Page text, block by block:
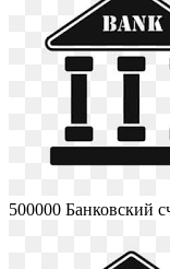
500000 Банковский